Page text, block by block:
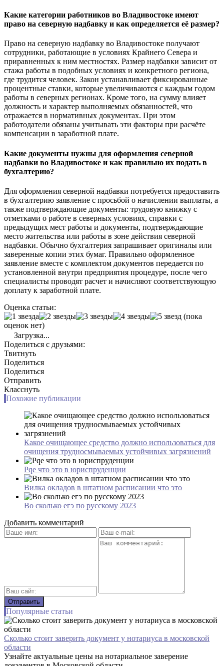
Какие категории работников во Владивостоке имеют
право на северную надбавку и как определяется её размер?
Право на северную надбавку во Владивостоке получают
сотрудники, работающие в условиях Крайнего Севера и
приравненных к ним местностях. Размер надбавки зависит от
стажа работы в подобных условиях и конкретного региона,
где трудится человек. Закон устанавливает фиксированные
процентные ставки, которые увеличиваются с каждым годом
работы в северных регионах. Кроме того, на сумму влияет
должность и характер выполняемых обязанностей, что
отражается в нормативных документах. При этом
работодатели обязаны учитывать эти факторы при расчёте
компенсации в заработной плате.
Какие документы нужны для оформления северной
надбавки во Владивостоке и как правильно их подать в
бухгалтерию?
Для оформления северной надбавки потребуется предоставить
в бухгалтерию заявление с просьбой о начислении выплаты, а
также подтверждающие документы: трудовую книжку с
отметками о работе в северных условиях, справки с
предыдущих мест работы и документы, подтверждающие
место жительства или работы в зоне действия северной
надбавки. Обычно бухгалтерия запрашивает оригиналы или
заверенные копии этих бумаг. Правильно оформленное
заявление вместе с комплектом документов передается по
установленной внутри предприятия процедуре, после чего
специалисты проводят расчет и начисляют соответствующую
доплату к заработной плате.
Оценка статьи:
(пока
оценок нет)
Загрузка...
Поделиться с друзьями:
Твитнуть
Поделиться
Поделиться
Отправить
Класснуть
Похожие публикации
Какое очищающее средство должно использоваться для
очищения трудносмываемых устойчивых загрязнений
Pqe что это в юриспруденции
Вилка окладов в штатном расписании что это
Во сколько егэ по русскому 2023
Добавить комментарий
Популярные статьи
Сколько стоит заверить документ у нотариуса в московской
области
Узнайте актуальные цены на нотариальное заверение